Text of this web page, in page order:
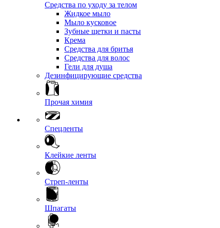
Средства по уходу за телом
Жидкое мыло
Мыло кусковое
Зубные щетки и пасты
Крема
Средства для бритья
Средства для волос
Гели для душа
Дезинфицирующие средства
Прочая химия
Спецленты
Клейкие ленты
Стреп-ленты
Шпагаты